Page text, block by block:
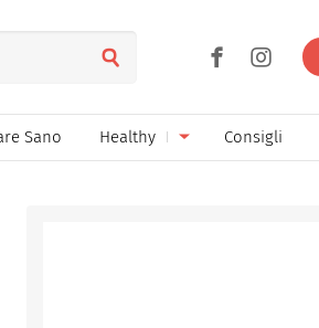
Sano Healthy Consigli